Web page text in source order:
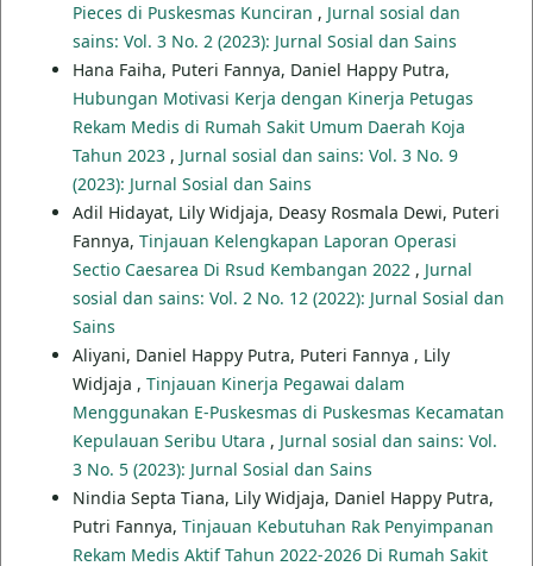
Pieces di Puskesmas Kunciran , Jurnal sosial dan
sains: Vol. 3 No. 2 (2023): Jurnal Sosial dan Sains
Hana Faiha, Puteri Fannya, Daniel Happy Putra,
Hubungan Motivasi Kerja dengan Kinerja Petugas
Rekam Medis di Rumah Sakit Umum Daerah Koja
Tahun 2023 , Jurnal sosial dan sains: Vol. 3 No. 9
(2023): Jurnal Sosial dan Sains
Adil Hidayat, Lily Widjaja, Deasy Rosmala Dewi, Puteri
Fannya, Tinjauan Kelengkapan Laporan Operasi
Sectio Caesarea Di Rsud Kembangan 2022 , Jurnal
sosial dan sains: Vol. 2 No. 12 (2022): Jurnal Sosial dan
Sains
Aliyani, Daniel Happy Putra, Puteri Fannya , Lily
Widjaja , Tinjauan Kinerja Pegawai dalam
Menggunakan E-Puskesmas di Puskesmas Kecamatan
Kepulauan Seribu Utara , Jurnal sosial dan sains: Vol.
3 No. 5 (2023): Jurnal Sosial dan Sains
Nindia Septa Tiana, Lily Widjaja, Daniel Happy Putra,
Putri Fannya, Tinjauan Kebutuhan Rak Penyimpanan
Rekam Medis Aktif Tahun 2022-2026 Di Rumah Sakit